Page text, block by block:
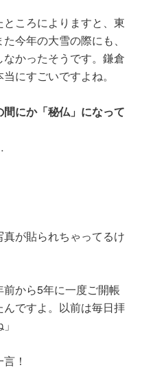
ころによりますと、東
今年の大雪の際にも、
かったそうです。鎌倉
にすごいですよね。
にか「秘仏」になって
が貼られちゃってるけ
前から5年に一度ご開帳
ですよ。以前は毎日拝
！